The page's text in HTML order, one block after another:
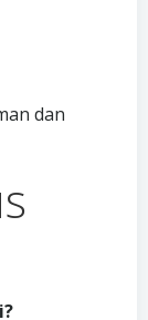
dan